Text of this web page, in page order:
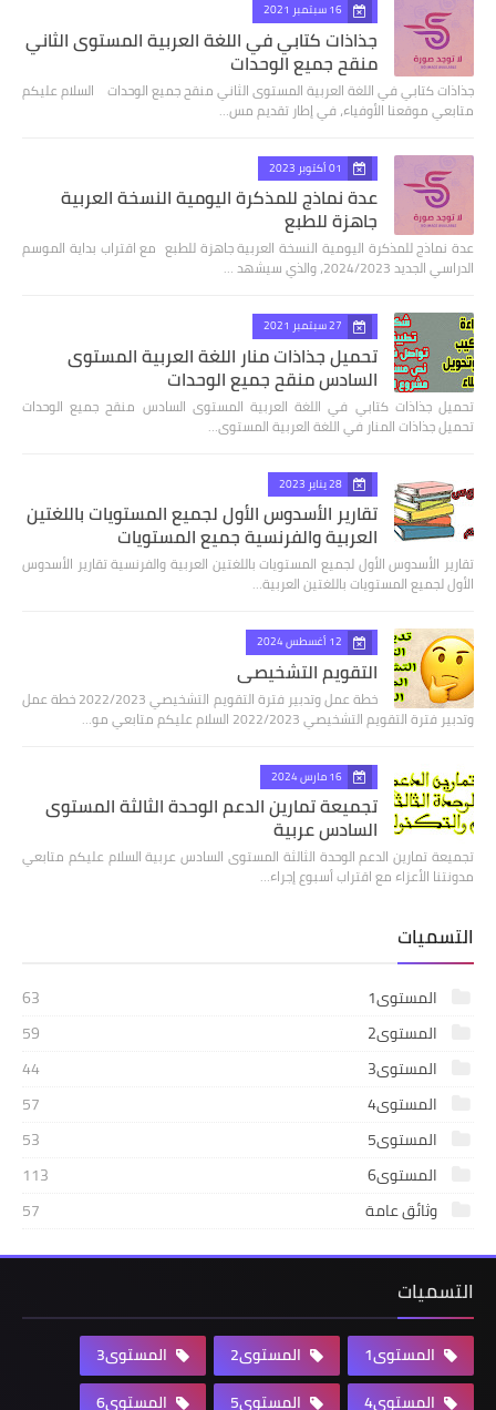
16 سبتمبر 2021
جذاذات كتابي في اللغة العربية المستوى الثاني
منقح جميع الوحدات
جذاذات كتابي في اللغة العربية المستوى الثاني منقح جميع الوحدات السلام عليكم
متابعي موقعنا الأوفياء، في إطار تقديم مس…
01 أكتوبر 2023
عدة نماذج للمذكرة اليومية النسخة العربية
جاهزة للطبع
عدة نماذج للمذكرة اليومية النسخة العربية جاهزة للطبع مع اقتراب بداية الموسم
الدراسي الجديد 2024/2023، والذي سيشهد …
27 سبتمبر 2021
تحميل جذاذات منار اللغة العربية المستوى
السادس منقح جميع الوحدات
تحميل جذاذات كتابي في اللغة العربية المستوى السادس منقح جميع الوحدات
تحميل جذاذات المنار في اللغة العربية المستوى…
28 يناير 2023
تقارير الأسدوس الأول لجميع المستويات باللغتين
العربية والفرنسية جميع المستويات
تقارير الأسدوس الأول لجميع المستويات باللغتين العربية والفرنسية تقارير الأسدوس
الأول لجميع المستويات باللغتين العربية…
12 أغسطس 2024
التقويم التشخيصي
خطة عمل وتدبير فترة التقويم التشخيصي 2022/2023 خطة عمل
وتدبير فترة التقويم التشخيصي 2022/2023 السلام عليكم متابعي مو…
16 مارس 2024
تجميعة تمارين الدعم الوحدة الثالثة المستوى
السادس عربية
تجميعة تمارين الدعم الوحدة الثالثة المستوى السادس عربية السلام عليكم متابعي
مدونتنا الأعزاء مع اقتراب أسبوع إجراء…
التسميات
المستوى1
63
المستوى2
59
المستوى3
44
المستوى4
57
المستوى5
53
المستوى6
113
وثائق عامة
57
التسميات
المستوى1 المستوى2
المستوى3
المستوى4
المستوى5
المستوى6